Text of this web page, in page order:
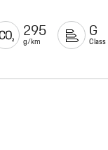
295
g/km
G
Class